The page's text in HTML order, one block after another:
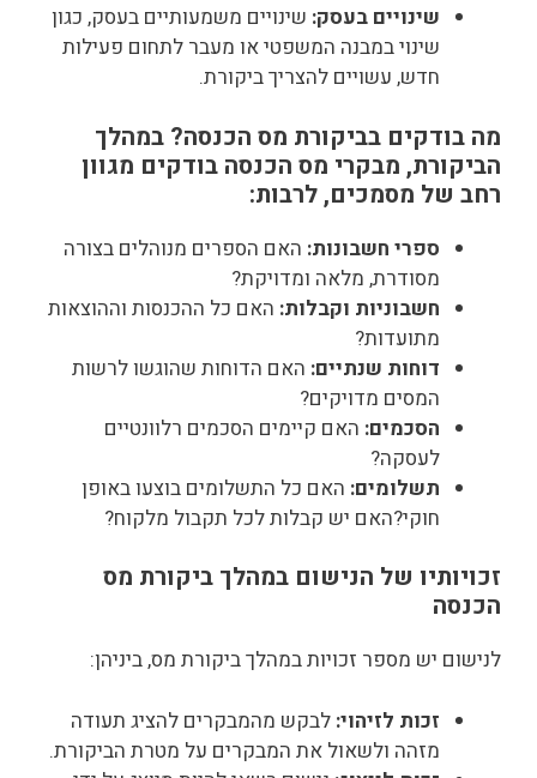
שינויים בעסק: שינויים משמעותיים בעסק, כגון
שינוי במבנה המשפטי או מעבר לתחום פעילות
חדש, עשויים להצריך ביקורת.
מה בודקים בביקורת מס הכנסה? במהלך
הביקורת, מבקרי מס הכנסה בודקים מגוון
רחב של מסמכים, לרבות:
ספרי חשבונות: האם הספרים מנוהלים בצורה
מסודרת, מלאה ומדויקת?
חשבוניות וקבלות: האם כל ההכנסות וההוצאות
מתועדות?
דוחות שנתיים: האם הדוחות שהוגשו לרשות
המסים מדויקים?
הסכמים: האם קיימים הסכמים רלוונטיים
לעסקה?
תשלומים: האם כל התשלומים בוצעו באופן
חוקי?האם יש קבלות לכל תקבול מלקוח?
זכויותיו של הנישום במהלך ביקורת מס
הכנסה
לנישום יש מספר זכויות במהלך ביקורת מס, ביניהן:
זכות לזיהוי: לבקש מהמבקרים להציג תעודה
מזהה ולשאול את המבקרים על מטרת הביקורת.